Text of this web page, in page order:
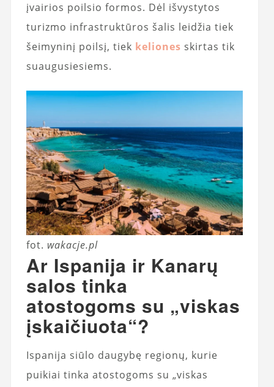
įvairios poilsio formos. Dėl išvystytos
turizmo infrastruktūros šalis leidžia tiek
šeimyninį poilsį, tiek keliones skirtas tik
suaugusiesiems.
fot. wakacje.pl
Ar Ispanija ir Kanarų
salos tinka
atostogoms su „viskas
įskaičiuota“?
Ispanija siūlo daugybę regionų, kurie
puikiai tinka atostogoms su „viskas